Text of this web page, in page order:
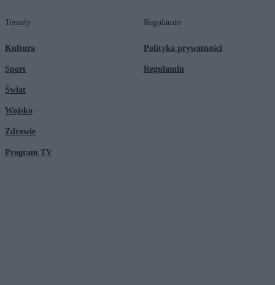
Tematy
Kultura
Sport
Świat
Wojsko
Zdrowie
Program TV
Regulamin
Polityka prywatności
Regulamin